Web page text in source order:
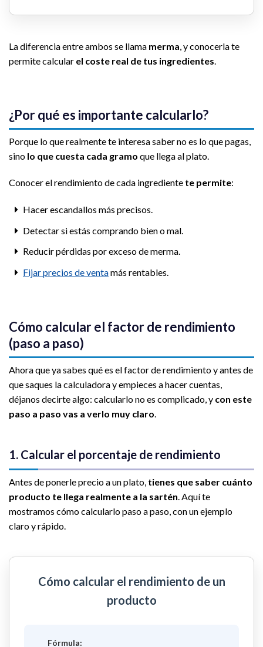
La diferencia entre ambos se llama merma, y conocerla te
permite calcular el coste real de tus ingredientes.
¿Por qué es importante calcularlo?
Porque lo que realmente te interesa saber no es lo que pagas,
sino lo que cuesta cada gramo que llega al plato.
Conocer el rendimiento de cada ingrediente te permite:
Hacer escandallos más precisos.
Detectar si estás comprando bien o mal.
Reducir pérdidas por exceso de merma.
Fijar precios de ventamás rentables.
Cómo calcular el factor de rendimiento
(paso a paso)
Ahora que ya sabes qué es el factor de rendimiento y antes de
que saques la calculadora y empieces a hacer cuentas,
déjanos decirte algo: calcularlo no es complicado, y con este
paso a paso vas a verlo muy claro.
1. Calcular el porcentaje de rendimiento
Antes de ponerle precio a un plato, tienes que saber cuánto
producto te llega realmente a la sartén . Aquí te
mostramos cómo calcularlo paso a paso, con un ejemplo
claro y rápido.
Cómo calcular el rendimiento de un
producto
Fórmula: